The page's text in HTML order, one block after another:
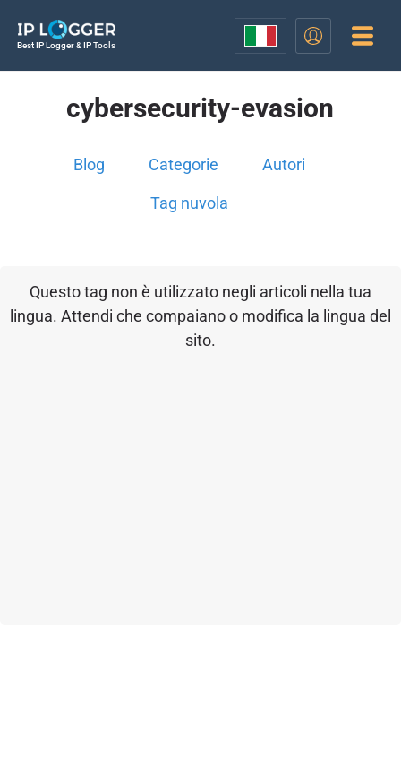
Best IP Logger & IP Tools
cybersecurity-evasion
Blog Categorie Autori
Tag nuvola